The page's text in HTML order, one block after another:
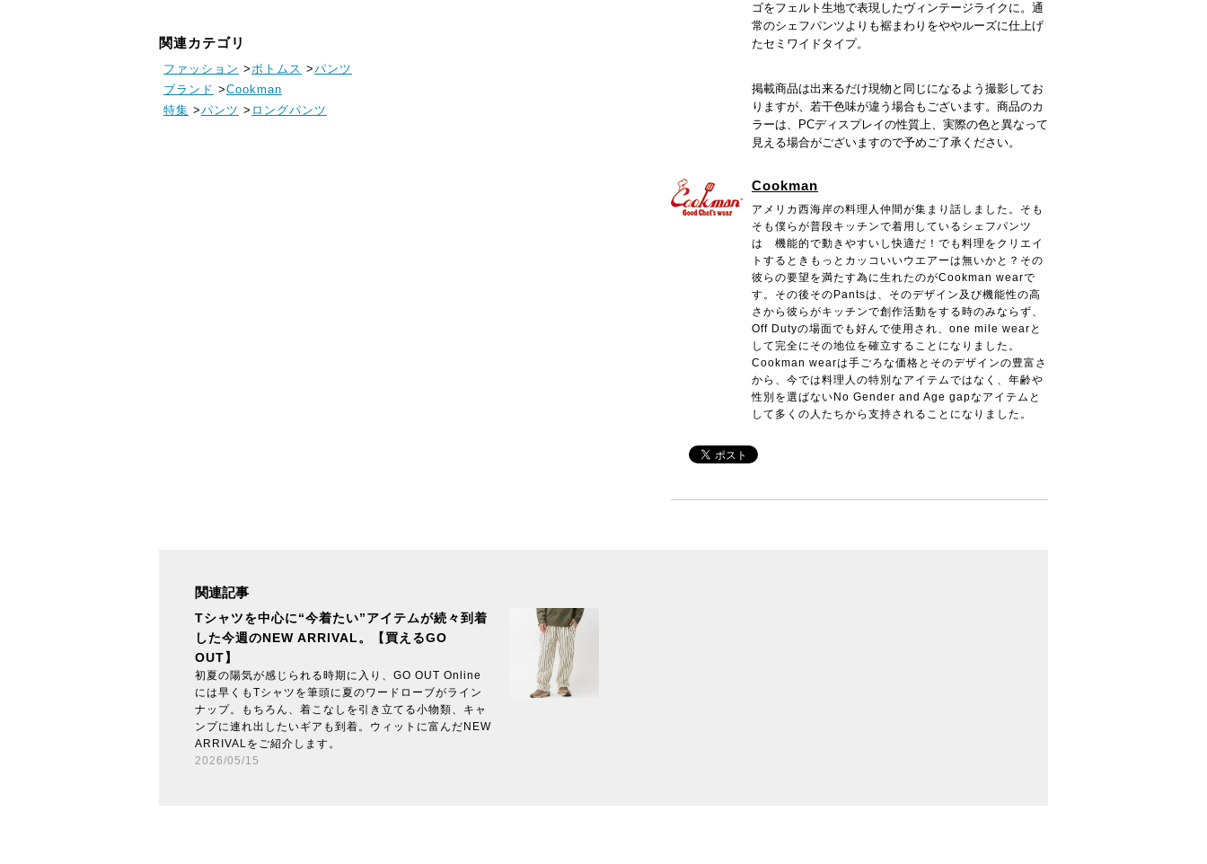
ゴをフェルト生地で表現したヴィンテージライクに。通
常のシェフパンツよりも裾まわりをややルーズに仕上げ
たセミワイドタイプ。
掲載商品は出来るだけ現物と同じになるよう撮影してお
りますが、若干色味が違う場合もございます。商品のカ
ラーは、PCディスプレイの性質上、実際の色と異なって
見える場合がございますので予めご了承ください。
Cookman
アメリカ西海岸の料理人仲間が集まり話しました。そも
そも僕らが普段キッチンで着用しているシェフパンツ
は 機能的で動きやすいし快適だ！でも料理をクリエイ
トするときもっとカッコいいウエアーは無いかと？その
彼らの要望を満たす為に生れたのがCookman wearで
す。その後そのPantsは、そのデザイン及び機能性の高
さから彼らがキッチンで創作活動をする時のみならず、
Off Dutyの場面でも好んで使用され、one mile wearと
して完全にその地位を確立することになりました。
Cookman wearは手ごろな価格とそのデザインの豊富さ
から、今では料理人の特別なアイテムではなく、年齢や
性別を選ばないNo Gender and Age gapなアイテムと
して多くの人たちから支持されることになりました。
関連カテゴリ
ファッション >ボトムス >パンツ
ブランド >Cookman
特集 >パンツ > ロングパンツ
関連記事
Tシャツを中心に“今着たい”アイテムが続々到着
した今週のNEW ARRIVAL。【買えるGO
OUT】
初夏の陽気が感じられる時期に入り、GO OUT Online
には早くもTシャツを筆頭に夏のワードローブがライン
ナップ。もちろん、着こなしを引き立てる小物類、キャ
ンプに連れ出したいギアも到着。ウィットに富んだNEW
ARRIVALをご紹介します。
2026/05/15